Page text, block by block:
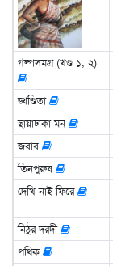
গল্পসমগ্র (খণ্ড ১, ২)
ঙ্খণ্ডিতা
ছায়াঢাকা মন
জবাব
তিনপুরুষ
দেখি নাই ফিরে
নিঠুর দরদী
পথিক